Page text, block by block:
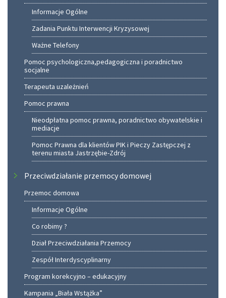
Informacje Ogólne
Zadania Punktu Interwencji Kryzysowej
Ważne Telefony
Pomoc psychologiczna,pedagogiczna i poradnictwo
socjalne
Terapeuta uzależnień
Pomoc prawna
Nieodpłatna pomoc prawna, poradnictwo obywatelskie i
mediacje
Pomoc Prawna dla klientów PIK i Pieczy Zastępczej z
terenu miasta Jastrzębie-Zdrój
Przeciwdziałanie przemocy domowej
Przemoc domowa
Informacje Ogólne
Co robimy ?
Dział Przeciwdziałania Przemocy
Zespół Interdyscyplinarny
Program korekcyjno – edukacyjny
Kampania „Biała Wstążka”